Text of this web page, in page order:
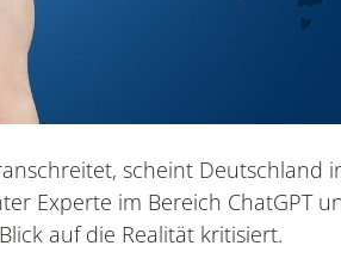
scheint Deutschland
Experte im Bereich ChatGPT
auf die Realität kritisiert.